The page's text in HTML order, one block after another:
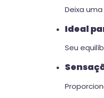
Deixa
Ideal
Seu